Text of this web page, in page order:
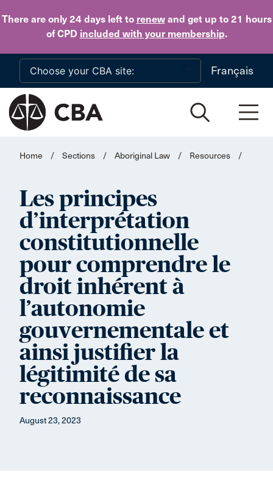
There are only 24 daysleft to renewand get up to 21 hours
of CPD included with your membership.
Skip to main content
Français
Home / Sections / Aboriginal Law / Resources /
Les principes
d’interprétation
constitutionnelle
pour comprendre le
droit inhérent à
l’autonomie
gouvernementale et
ainsi justifier la
légitimité de sa
reconnaissance
August 23, 2023